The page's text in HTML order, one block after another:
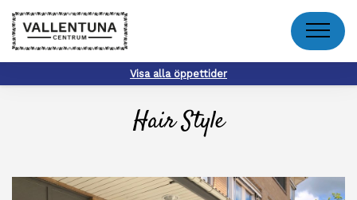
Meny
Visa alla öppettider
Hair Style